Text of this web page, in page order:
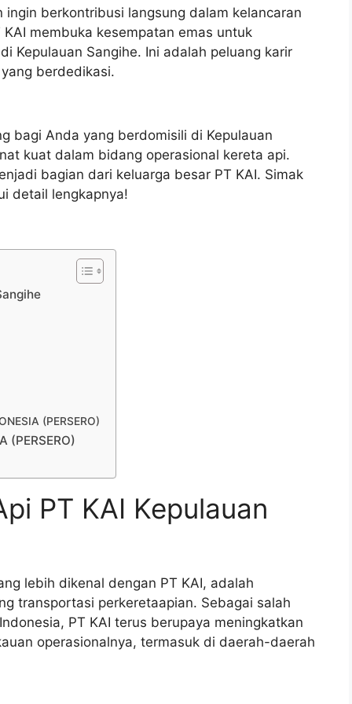
berkontribusi langsung dalam kelancaran
membuka kesempatan emas untuk
Kepulauan Sangihe. Ini adalah peluang karir
berdedikasi.
bagi Anda yang berdomisili di Kepulauan
kuat dalam bidang operasional kereta api.
bagian dari keluarga besar PT KAI. Simak
detail lengkapnya!
(PERSERO)
(PERSERO)
PT KAI Kepulauan
lebih dikenal dengan PT KAI, adalah
transportasi perkeretaapian. Sebagai salah
PT KAI terus berupaya meningkatkan
operasionalnya, termasuk di daerah-daerah